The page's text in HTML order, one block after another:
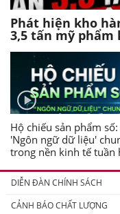
Phát hiện kho
3,5 tấn mỹ phẩm
Hộ chiếu sản phẩm số:
'Ngôn ngữ dữ liệu'
trong nền kinh tế tuần
DIỄN ĐÀN CHÍNH SÁCH
CẢNH BÁO CHẤT LƯỢNG